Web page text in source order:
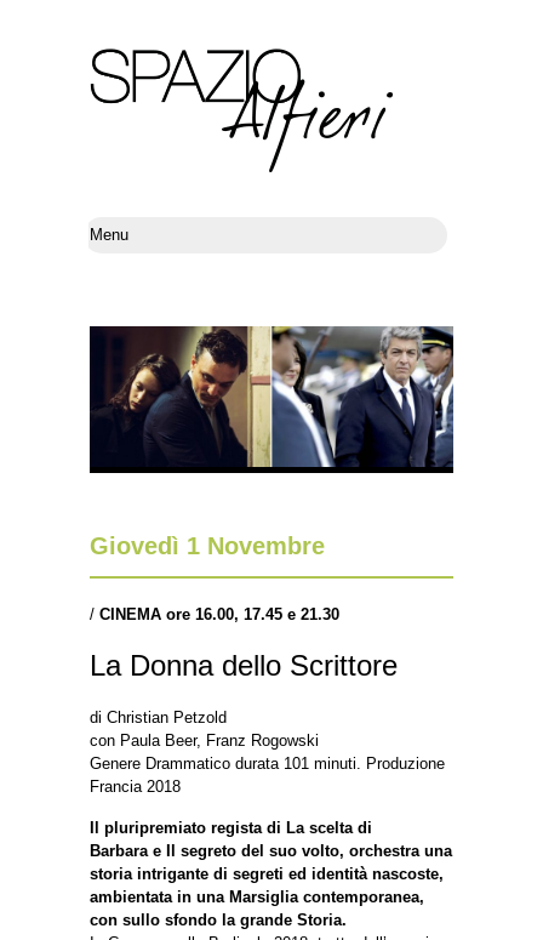
Giovedì 1 Novembre
/ CINEMA ore 16.00, 17.45 e 21.30
La Donna dello Scrittore
di Christian Petzold
con Paula Beer, Franz Rogowski
Genere Drammatico durata 101 minuti. Produzione
Francia 2018
Il pluripremiato regista di La scelta di
Barbara e Il segreto del suo volto, orchestra una
storia intrigante di segreti ed identità nascoste,
ambientata in una Marsiglia contemporanea,
con sullo sfondo la grande Storia.